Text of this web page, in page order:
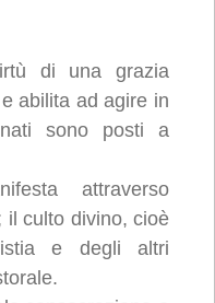
di una grazia
abilita ad agire in
sono posti a
attraverso
il culto divino, cioè
e degli altri